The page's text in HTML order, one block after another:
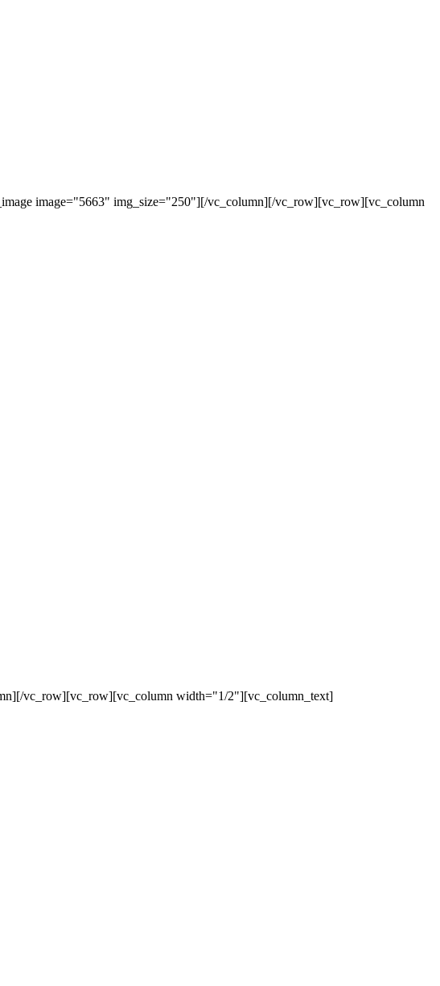
image="5663" img_size="250"][/vc_column][/vc_row][vc_row][vc_column
vc_row][vc_row][vc_column width="1/2"][vc_column_text]